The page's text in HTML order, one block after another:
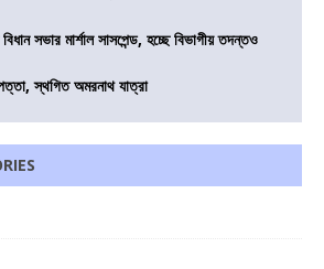
সভার মার্শাল সাসপেন্ড, হচ্ছে বিভাগীয় তদন্তও
স্থগিত অমরনাথ যাত্রা